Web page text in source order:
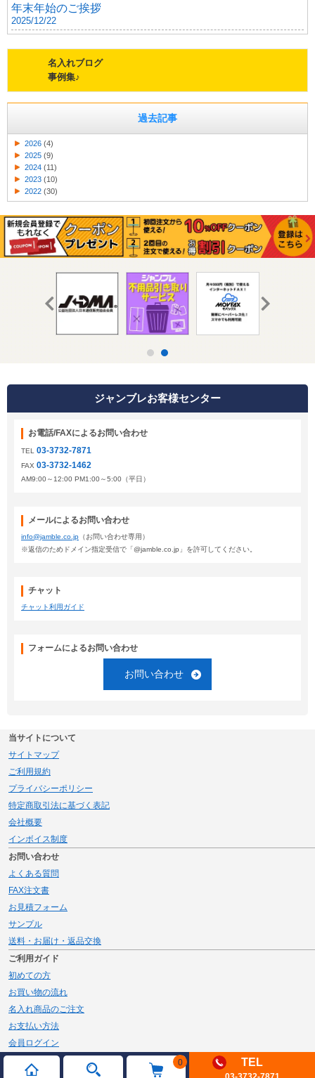
0 TEL
年末年始のご挨拶
2025/12/22
名入れブログ
事例集♪
過去記事
2026 (4)
2025 (9)
2024 (11)
2023 (10)
2022 (30)
ジャンブレお客様センター
お電話/FAXによるお問い合わせ
TEL 03-3732-7871
FAX 03-3732-1462
AM9:00～12:00 PM1:00～5:00（平日）
メールによるお問い合わせ
info@jamble.co.jp （お問い合わせ専用）
※返信のためドメイン指定受信で「@jamble.co.jp」を許可してください。
チャット
チャット利用ガイド
フォームによるお問い合わせ
お問い合わせ
当サイトについて
サイトマップ
ご利用規約
プライバシーポリシー
特定商取引法に基づく表記
会社概要
インボイス制度
お問い合わせ
よくある質問
FAX注文書
お見積フォーム
サンプル
送料・お届け・返品交換
ご利用ガイド
初めての方
お買い物の流れ
名入れ商品のご注文
お支払い方法
会員ログイン
メルマガ登録